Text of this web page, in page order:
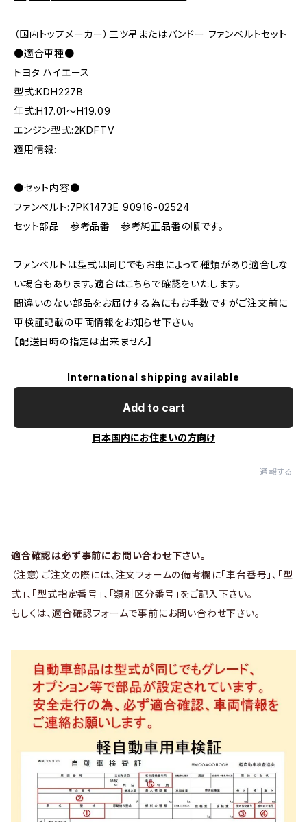
（国内トップメーカー）三ツ星またはバンドー ファンベルトセット
●適合車種●
トヨタ ハイエース
型式:KDH227B
年式:H17.01～H19.09
エンジン型式:2KDFTV
適用情報:
●セット内容●
ファンベルト:7PK1473E 90916-02524
セット部品 参考品番 参考純正品番の順です。
ファンベルトは型式は同じでもお車によって種類があり適合しな
い場合もあります。適合はこちらで確認をいたします。
間違いのない部品をお届けする為にもお手数ですがご注文前に
車検証記載の車両情報をお知らせ下さい。
【配送日時の指定は出来ません】
International shipping available
Add to cart
日本国内にお住まいの方向け
通報する
適合確認は必ず事前にお問い合わせ下さい。
（注意）ご注文の際には、注文フォームの備考欄に「車台番号」、「型
式」、「型式指定番号」、「類別区分番号」をご記入下さい。
もしくは、 適合確認フォームで事前にお問い合わせ下さい。